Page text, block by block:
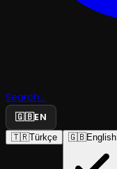
Search...
🇬🇧EN
🇹🇷Türkçe 🇬🇧English